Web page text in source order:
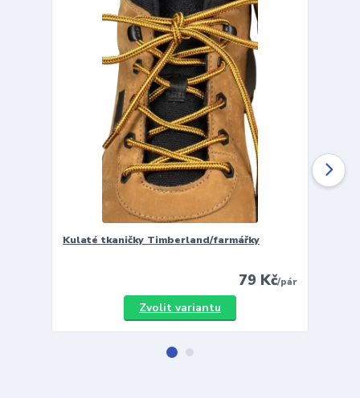
Kulaté tkaničky Timberland/farmářky
79 Kč/pár
Zvolit variantu